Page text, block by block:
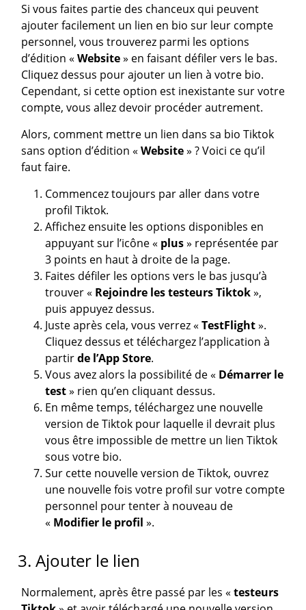
Si vous faites partie des chanceux qui peuvent
ajouter facilement un lien en bio sur leur compte
personnel, vous trouverez parmi les options
d’édition «Website» en faisant défiler vers le bas.
Cliquez dessus pour ajouter un lien à votre bio.
Cependant, si cette option est inexistante sur votre
compte, vous allez devoir procéder autrement.
Alors, comment mettre un lien dans sa bio Tiktok
sans option d’édition «Website» ? Voici ce qu’il
faut faire.
Commencez toujours par aller dans votre
profil Tiktok.
Affichez ensuite les options disponibles en
appuyant sur l’icône « plus» représentée par
3 points en haut à droite de la page.
Faites défiler les options vers le bas jusqu’à
trouver « Rejoindre les testeurs Tiktok»,
puis appuyez dessus.
Juste après cela, vous verrez «TestFlight».
Cliquez dessus et téléchargez l’application à
partirde l’App Store.
Vous avez alors la possibilité de « Démarrer le
test» rien qu’en cliquant dessus.
En même temps, téléchargez une nouvelle
version de Tiktok pour laquelle il devrait plus
vous être impossible de mettre un lien Tiktok
sous votre bio.
Sur cette nouvelle version de Tiktok, ouvrez
une nouvelle fois votre profil sur votre compte
personnel pour tenter à nouveau de
« Modifier le profil ».
3. Ajouter le lien
Normalement, après être passé par les «testeurs